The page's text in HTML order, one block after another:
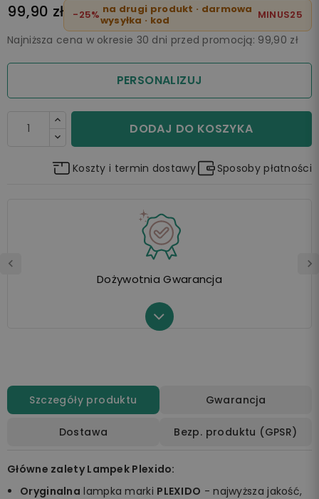
99,90 zł -25% na drugi produkt · darmowa
wysyłka · kod
MINUS25
Najniższa cena w okresie 30 dni przed promocją: 99,90 zł
PERSONALIZUJ
DODAJ DO KOSZYKA
Koszty i termin dostawy Sposoby płatności
Dożywotnia Gwarancja
Szczegóły produktu Gwarancja
Dostawa Bezp. produktu (GPSR)
Główne zalety Lampek Plexido:
Oryginalna lampka marki PLEXIDO - najwyższa jakość,